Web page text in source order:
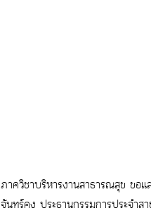
ภาควิชาบริหารงานสาธารณสุข ขอ
จันทร์คง ประธานกรรมการประจำส